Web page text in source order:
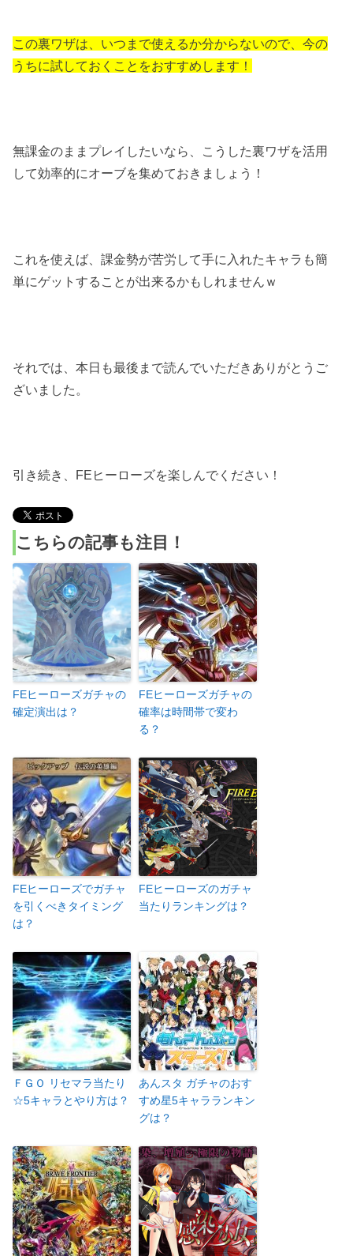
この裏ワザは、いつまで使えるか分からないので、今の
うちに試しておくことをおすすめします！
無課金のままプレイしたいなら、こうした裏ワザを活用
して効率的にオーブを集めておきましょう！
これを使えば、課金勢が苦労して手に入れたキャラも簡
単にゲットすることが出来るかもしれませんｗ
それでは、本日も最後まで読んでいただきありがとうご
ざいました。
引き続き、FEヒーローズを楽しんでください！
こちらの記事も注目！
FEヒーローズガチャの
確定演出は？
FEヒーローズガチャの
確率は時間帯で変わ
る？
FEヒーローズでガチャ
を引くべきタイミング
は？
FEヒーローズのガチャ
当たりランキングは？
ＦＧＯ リセマラ当たり
☆5キャラとやり方は？
あんスタ ガチャのおす
すめ星5キャラランキン
グは？